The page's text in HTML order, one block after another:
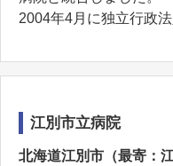
2004年4月に独立行政
江別市立病院
北海道江別市（最寄：